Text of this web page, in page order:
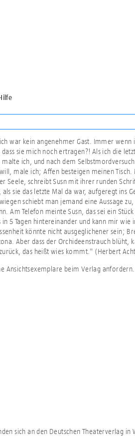
war kein angenehmer Gast. Immer wenn
sie mich noch ertragen?! Als ich die
ich, und nach dem
male ich; Affen besteigen meinen Tisch.
Seele, schreibt Susn mit ihrer runden
sie das letzte Mal da war, aufgeregt ins
schiebt man jemand eine Aussage
Am Telefon meinte Susn, das sei ein
5 Tagen hintereinander und kann mir wie
könnte nicht ausgeglichener sein;
Aber dass der Orchideenstrauch blüht,
das heißt wies kommt." (Herbert
Ansichtsexemplare beim Verlag anfordern.
sich an den Deutschen Theaterverlag in